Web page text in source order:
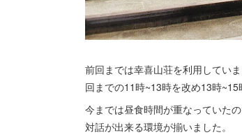
前回までは幸喜山荘を利用してい
回までの11時~13時を改め13時~15
今までは昼食時間が重なっていた
対話が出来る環境が揃いました。